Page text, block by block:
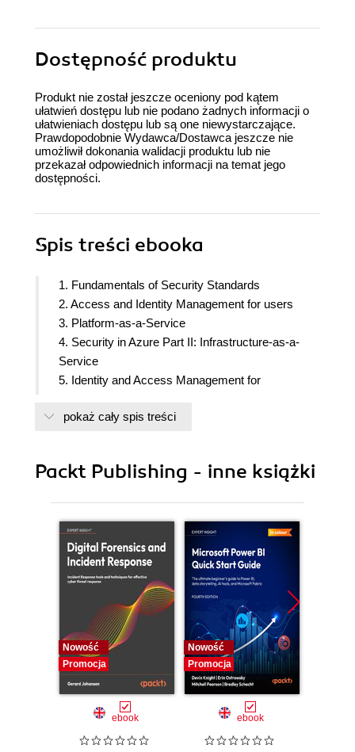
Dostępność produktu
Produkt nie został jeszcze oceniony pod kątem
ułatwień dostępu lub nie podano żadnych informacji o
ułatwieniach dostępu lub są one niewystarczające.
Prawdopodobnie Wydawca/Dostawca jeszcze nie
umożliwił dokonania walidacji produktu lub nie
przekazał odpowiednich informacji na temat jego
dostępności.
Spis treści ebooka
1. Fundamentals of Security Standards
2. Access and Identity Management for users
3. Platform-as-a-Service
4. Security in Azure Part II: Infrastructure-as-a-
Service
5. Identity and Access Management for
pokaż cały spis treści
Packt Publishing - inne książki
Nowość
Promocja
ebook
Nowość
Promocja
ebook